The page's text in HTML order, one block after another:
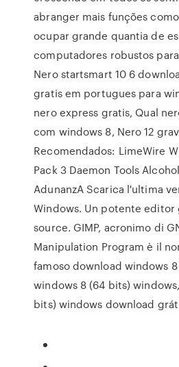
abranger mais funções
ocupar grande quantia de
computadores robustos
Nero startsmart 10 6
gratis em portugues para
nero express gratis, Qual
com windows 8, Nero 12
Recomendados: LimeWire
Pack 3 Daemon Tools
AdunanzA Scarica l'ultima
Windows. Un potente editor
source. GIMP, acronimo di
Manipulation Program è il
famoso download windows
windows 8 (64 bits)
bits) windows download